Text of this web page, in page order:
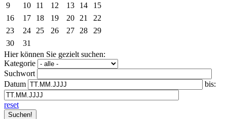
9
10 11 12 13 14
15
16
17 18 19 20 21
22
23
24 25 26 27 28
29
30
31
Hier können Sie gezielt suchen:
Kategorie
Suchwort
Datum
bis:
reset